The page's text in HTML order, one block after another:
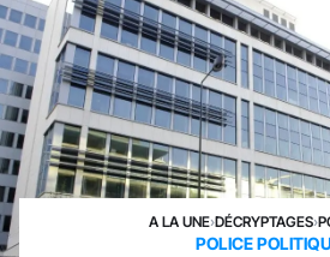
A LA UNE›DÉCRYPTAGES›
POLICE